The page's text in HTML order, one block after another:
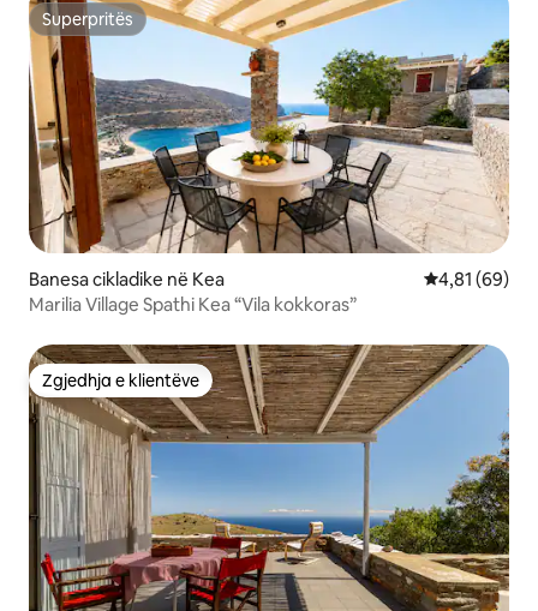
Superpritës
Superpritës
Banesa cikladike në Kea Vlerësimi
4,81 (69)
Marilia Village Spathi Kea “Vila kokkoras”
Zgjedhja e klientëve
Zgjedhja e klientëve